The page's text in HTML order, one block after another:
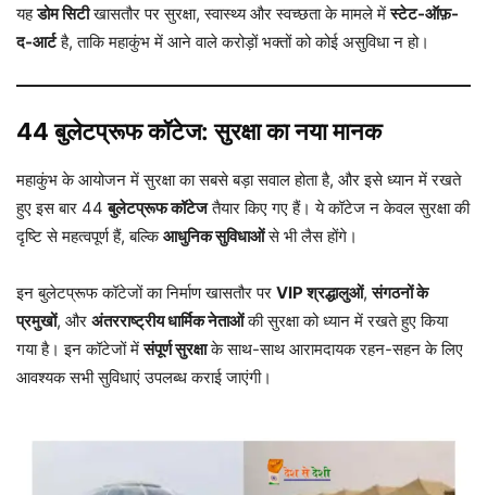
यहडोम सिटीखासतौर पर सुरक्षा, स्वास्थ्य और स्वच्छता के मामले मेंस्टेट-ऑफ़-
द-आर्टहै, ताकि महाकुंभ में आने वाले करोड़ों भक्तों को कोई असुविधा न हो।
44 बुलेटप्रूफ कॉटेज: सुरक्षा का नया मानक
महाकुंभ के आयोजन में सुरक्षा का सबसे बड़ा सवाल होता है, और इसे ध्यान में रखते
हुए इस बार 44बुलेटप्रूफ कॉटेजतैयार किए गए हैं। ये कॉटेज न केवल सुरक्षा की
दृष्टि से महत्वपूर्ण हैं, बल्किआधुनिक सुविधाओंसे भी लैस होंगे।
इन बुलेटप्रूफ कॉटेजों का निर्माण खासतौर पर VIP श्रद्धालुओं,संगठनों के
प्रमुखों, और अंतरराष्ट्रीय धार्मिक नेताओंकी सुरक्षा को ध्यान में रखते हुए किया
गया है। इन कॉटेजों मेंसंपूर्ण सुरक्षाके साथ-साथ आरामदायक रहन-सहन के लिए
आवश्यक सभी सुविधाएं उपलब्ध कराई जाएंगी।